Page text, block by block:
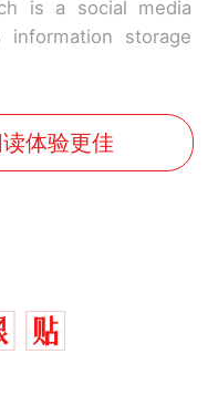
is a social media
storage
体验更佳